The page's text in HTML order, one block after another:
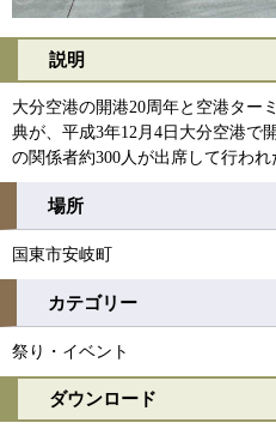
説明
大分空港の開港20周年と空港ター
典が、平成3年12月4日大分空港で
の関係者約300人が出席して行われ
場所
国東市安岐町
カテゴリー
祭り・イベント
ダウンロード